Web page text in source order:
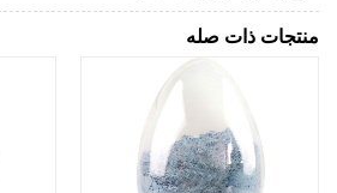
منتجات ذات صله